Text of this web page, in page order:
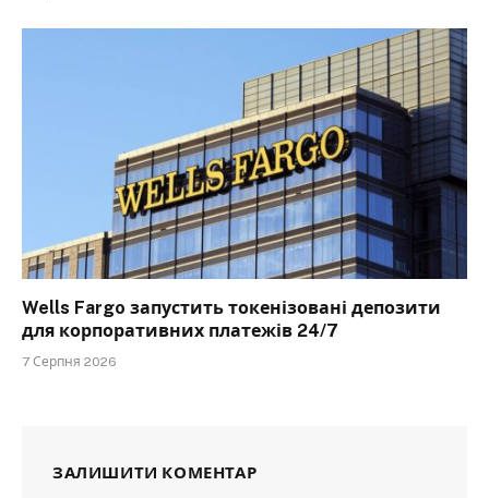
Wells Fargo запустить токенізовані депозити
для корпоративних платежів 24/7
7 Серпня 2026
ЗАЛИШИТИ КОМЕНТАР